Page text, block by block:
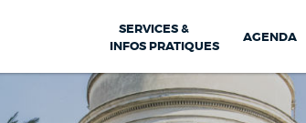
SERVICES &
INFOS PRATIQUES
AGENDA